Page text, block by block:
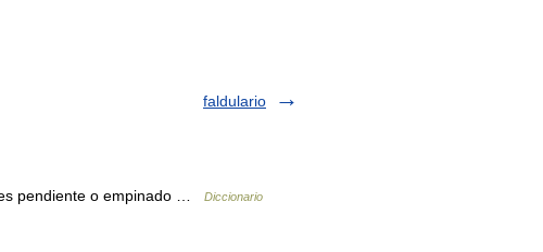
faldulario
pendiente o empinado …
Diccionario